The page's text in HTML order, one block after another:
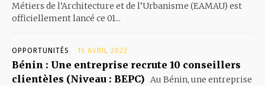
Métiers de l’Architecture et de l’Urbanisme (EAMAU) est
officiellement lancé ce 01...
OPPORTUNITÉS 15 AVRIL 2022
Bénin : Une entreprise recrute 10 conseillers
clientèles (Niveau : BEPC) Au Bénin, une entreprise